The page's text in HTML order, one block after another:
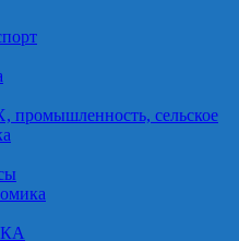
промышленность, сельское